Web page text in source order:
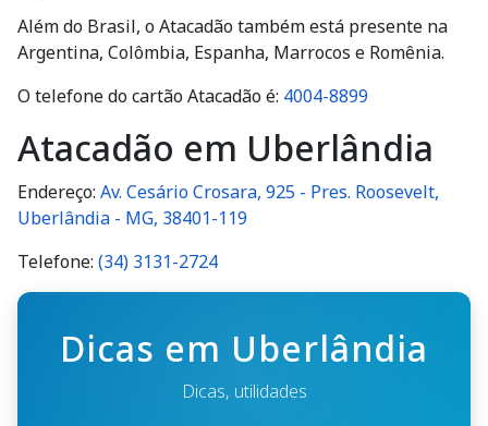
Além do Brasil, o Atacadão também está presente na
Argentina, Colômbia, Espanha, Marrocos e Romênia.
O telefone do cartão Atacadão é: 4004-8899
Atacadão em Uberlândia
Endereço: Av. Cesário Crosara, 925 - Pres. Roosevelt,
Uberlândia - MG, 38401-119
Telefone: (34) 3131-2724
Dicas em Uberlândia
Dicas, utilidades